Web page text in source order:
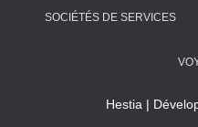
SOCIÉTÉS DE SERVICES
Hestia |